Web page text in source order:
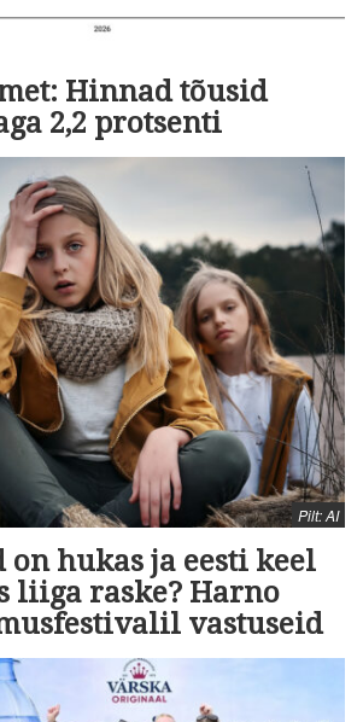
Hinnad tõusid
2,2 protsenti
Pilt: AI
on hukas ja eesti keel
liiga raske? Harno
vastuseid